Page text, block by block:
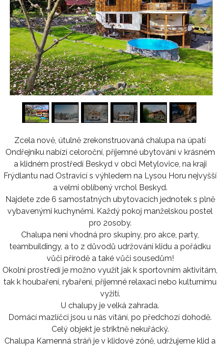
1/16
Zcela nově, útulně zrekonstruovaná chalupa na úpatí
Ondřejníku nabízí celoroční, příjemné ubytování v krásném
a klidném prostředí Beskyd v obci Metylovice, na kraji
Frýdlantu nad Ostravicí s výhledem na Lysou Horu nejvyšší
a velmi oblíbený vrchol Beskyd.
Najdete zde 6 samostatných ubytovacích jednotek s plně
vybavenými kuchyněmi. Každý pokoj manželskou postel
pro 2osoby.
Chalupa není vhodná pro skupiny, pro akce, party,
teambuildingy, a to z důvodů udržování klidu a pořádku
vůči přírodě a také vůči sousedům!
Okolní prostředí je možno využít jak k sportovním aktivitám,
tak k houbaření, rybaření, příjemné relaxaci nebo kulturnímu
vyžití.
U chalupy je velká zahrada.
Domácí mazlíčci jsou u nás vítání, po předchozí dohodě.
Celý objekt je striktně nekuřácký.
Chalupa Kamenná stráň je v klidové zóně, udržujeme klid a